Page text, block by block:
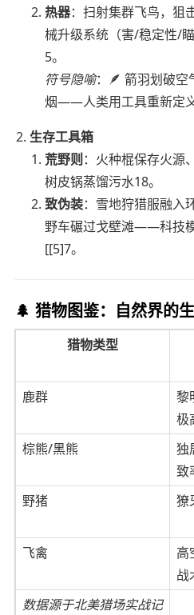
热器：扫射集群飞鸟，狙
械升级系统（害/稳定性/
5。
符号隐喻：🪶 箭羽划破空
烟——人类用工具重新定义
生存工具箱
荒野则 ：火种棍保存火源
树皮锅蒸馏污水18。
致伪装：雪地狩猎服融入
野车碾过戈壁滩——科技
[[5]7。
🌲 猎物图鉴：自然界的
猎物类型
鹿群
黎
极
棕熊/黑熊
独
致
野猪
獠
飞禽
高
战
数据源于北美猎场实战记